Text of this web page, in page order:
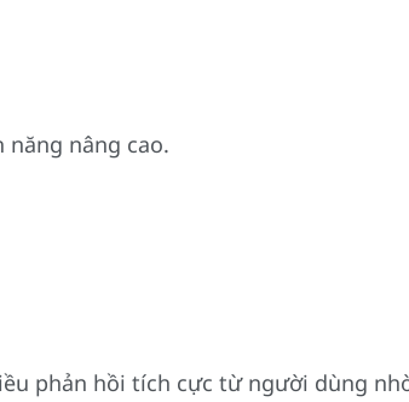
năng nâng cao.
phản hồi tích cực từ người dùng